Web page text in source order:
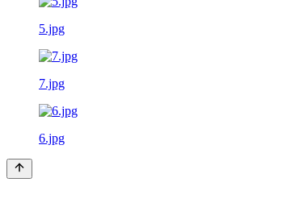
5.jpg
7.jpg
6.jpg